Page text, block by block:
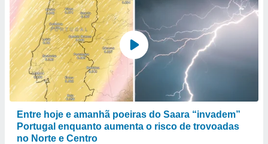
Entre hoje e amanhã poeiras do Saara “invadem”
Portugal enquanto aumenta o risco de trovoadas
no Norte e Centro